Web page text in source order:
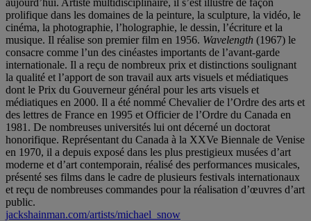
prolifique dans les domaines de la peinture, la sculpture, la vidéo, le
cinéma, la photographie, l’holographie, le dessin, l’écriture et la
musique. Il réalise son premier film en 1956. Wavelength (1967) le
consacre comme l’un des cinéastes importants de l’avant-garde
internationale. Il a reçu de nombreux prix et distinctions soulignant
la qualité et l’apport de son travail aux arts visuels et médiatiques
dont le Prix du Gouverneur général pour les arts visuels et
médiatiques en 2000. Il a été nommé Chevalier de l’Ordre des arts et
des lettres de France en 1995 et Officier de l’Ordre du Canada en
1981. De nombreuses universités lui ont décerné un doctorat
honorifique. Représentant du Canada à la XXVe Biennale de Venise
en 1970, il a depuis exposé dans les plus prestigieux musées d’art
moderne et d’art contemporain, réalisé des performances musicales,
présenté ses films dans le cadre de plusieurs festivals internationaux
et reçu de nombreuses commandes pour la réalisation d’œuvres d’art
public.
jackshainman.com/artists/michael_snow